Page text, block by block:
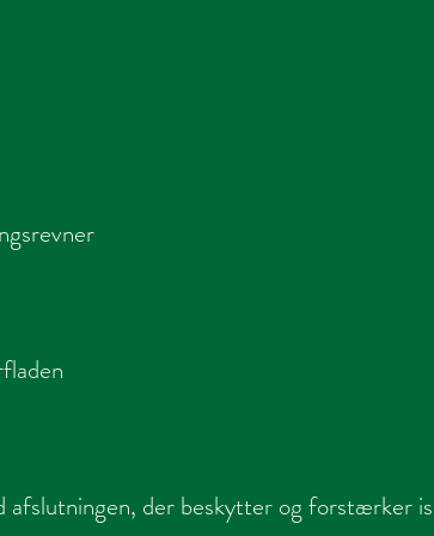
der beskytter og forstærker